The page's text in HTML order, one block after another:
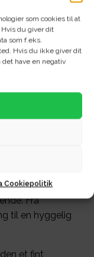
som cookies til at
du giver dit
som f.eks.
Hvis du ikke giver dit
have en negativ
Cookiepolitik
2-
bedste af
og
af
imødekomme
på
Fra
til en hyggelig
et fint